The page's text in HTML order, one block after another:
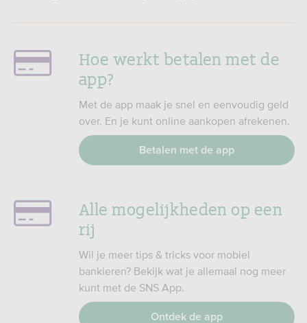
Hoe werkt betalen met de
app?
Met de app maak je snel en eenvoudig geld
over. En je kunt online aankopen afrekenen.
Betalen met de app
Alle mogelijkheden op een
rij
Wil je meer tips & tricks voor mobiel
bankieren? Bekijk wat je allemaal nog meer
kunt met de SNS App.
Ontdek de app